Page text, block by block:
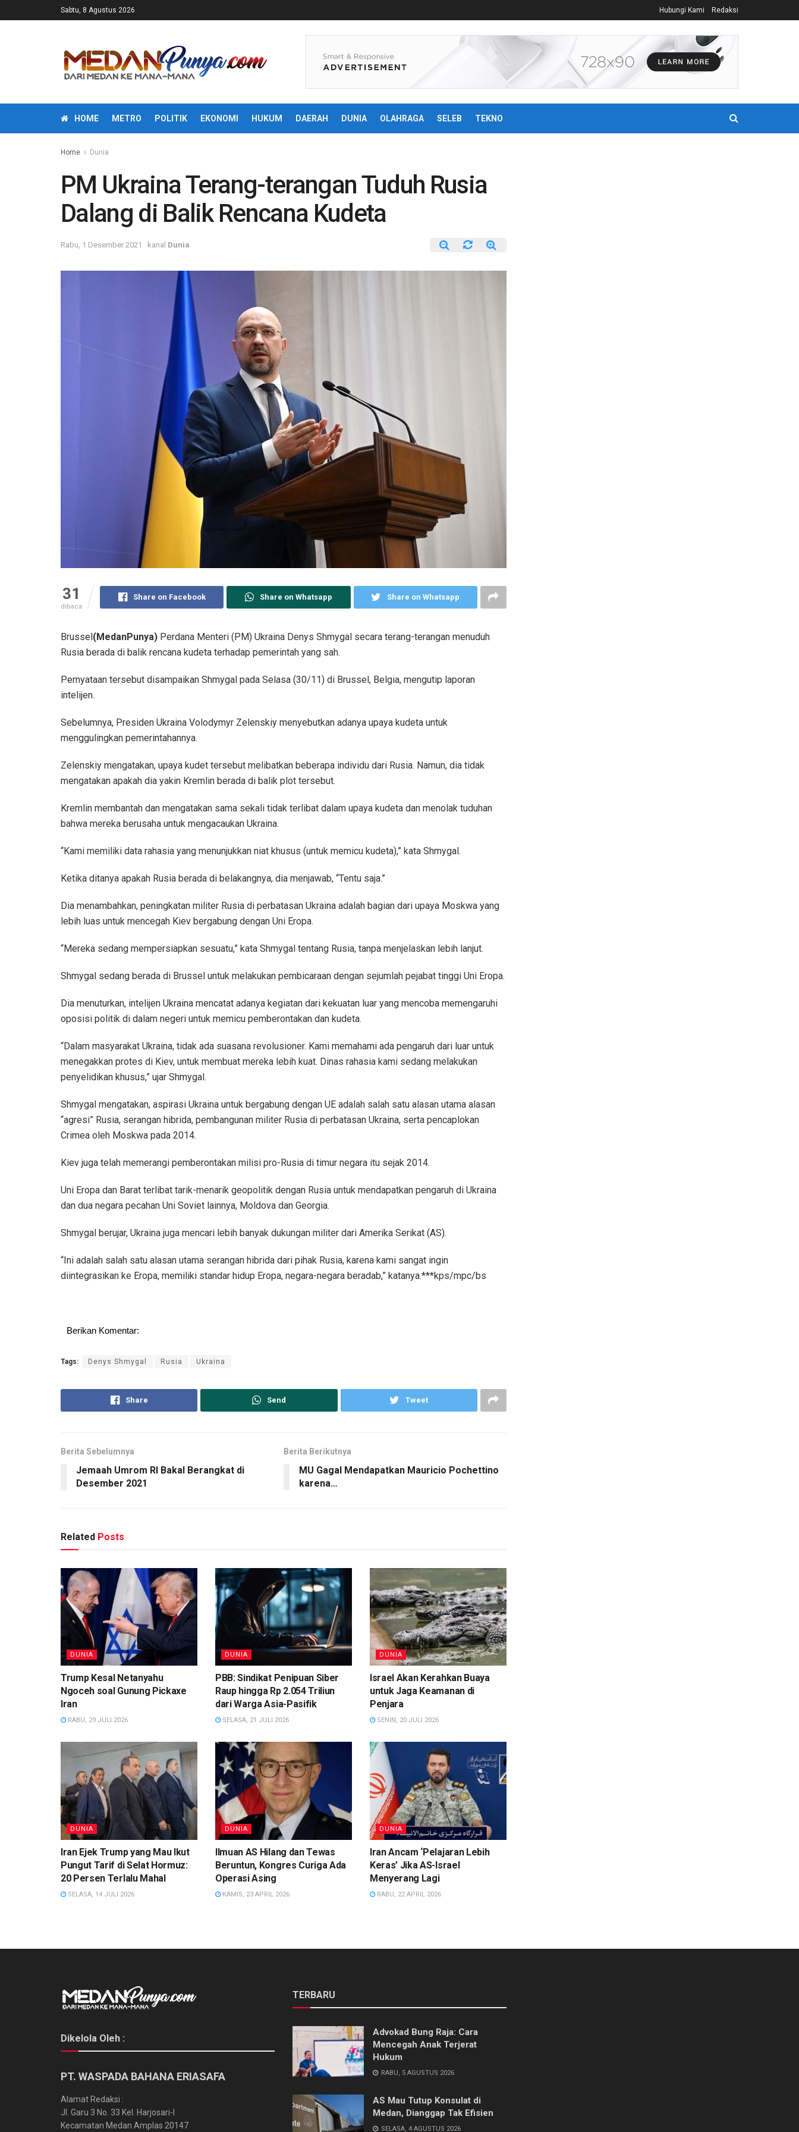
Sabtu, 8 Agustus 2026 Hubungi Kami Redaksi
HOME METRO POLITIK EKONOMI HUKUM DAERAH DUNIA OLAHRAGA SELEB TEKNO
Home Dunia
PM Ukraina Terang-terangan Tuduh Rusia
Dalang di Balik Rencana Kudeta
Rabu, 1 Desember 2021 kanal Dunia
31
dibaca
Share on Facebook Share on Whatsapp Share on Whatsapp
Brussel(MedanPunya) Perdana Menteri (PM) Ukraina Denys Shmygal secara terang-terangan menuduh
Rusia berada di balik rencana kudeta terhadap pemerintah yang sah.
Pernyataan tersebut disampaikan Shmygal pada Selasa (30/11) di Brussel, Belgia, mengutip laporan
intelijen.
Sebelumnya, Presiden Ukraina Volodymyr Zelenskiy menyebutkan adanya upaya kudeta untuk
menggulingkan pemerintahannya.
Zelenskiy mengatakan, upaya kudet tersebut melibatkan beberapa individu dari Rusia. Namun, dia tidak
mengatakan apakah dia yakin Kremlin berada di balik plot tersebut.
Kremlin membantah dan mengatakan sama sekali tidak terlibat dalam upaya kudeta dan menolak tuduhan
bahwa mereka berusaha untuk mengacaukan Ukraina.
“Kami memiliki data rahasia yang menunjukkan niat khusus (untuk memicu kudeta),” kata Shmygal.
Ketika ditanya apakah Rusia berada di belakangnya, dia menjawab, “Tentu saja.”
Dia menambahkan, peningkatan militer Rusia di perbatasan Ukraina adalah bagian dari upaya Moskwa yang
lebih luas untuk mencegah Kiev bergabung dengan Uni Eropa.
“Mereka sedang mempersiapkan sesuatu,” kata Shmygal tentang Rusia, tanpa menjelaskan lebih lanjut.
Shmygal sedang berada di Brussel untuk melakukan pembicaraan dengan sejumlah pejabat tinggi Uni Eropa.
Dia menuturkan, intelijen Ukraina mencatat adanya kegiatan dari kekuatan luar yang mencoba memengaruhi
oposisi politik di dalam negeri untuk memicu pemberontakan dan kudeta.
“Dalam masyarakat Ukraina, tidak ada suasana revolusioner. Kami memahami ada pengaruh dari luar untuk
menegakkan protes di Kiev, untuk membuat mereka lebih kuat. Dinas rahasia kami sedang melakukan
penyelidikan khusus,” ujar Shmygal.
Shmygal mengatakan, aspirasi Ukraina untuk bergabung dengan UE adalah salah satu alasan utama alasan
“agresi” Rusia, serangan hibrida, pembangunan militer Rusia di perbatasan Ukraina, serta pencaplokan
Crimea oleh Moskwa pada 2014.
Kiev juga telah memerangi pemberontakan milisi pro-Rusia di timur negara itu sejak 2014.
Uni Eropa dan Barat terlibat tarik-menarik geopolitik dengan Rusia untuk mendapatkan pengaruh di Ukraina
dan dua negara pecahan Uni Soviet lainnya, Moldova dan Georgia.
Shmygal berujar, Ukraina juga mencari lebih banyak dukungan militer dari Amerika Serikat (AS).
“Ini adalah salah satu alasan utama serangan hibrida dari pihak Rusia, karena kami sangat ingin
diintegrasikan ke Eropa, memiliki standar hidup Eropa, negara-negara beradab,” katanya.***kps/mpc/bs
Berikan Komentar:
Tags: Denys Shmygal Rusia Ukraina
Share Send Tweet
Berita Sebelumnya
Jemaah Umrom RI Bakal Berangkat di
Desember 2021
Berita Berikutnya
MU Gagal Mendapatkan Mauricio Pochettino
karena…
Related Posts
DUNIA
Trump Kesal Netanyahu
Ngoceh soal Gunung Pickaxe
Iran
RABU, 29 JULI 2026
DUNIA
PBB: Sindikat Penipuan Siber
Raup hingga Rp 2.054 Triliun
dari Warga Asia-Pasifik
SELASA, 21 JULI 2026
DUNIA
Israel Akan Kerahkan Buaya
untuk Jaga Keamanan di
Penjara
SENIN, 20 JULI 2026
DUNIA
Iran Ejek Trump yang Mau Ikut
Pungut Tarif di Selat Hormuz:
20 Persen Terlalu Mahal
SELASA, 14 JULI 2026
DUNIA
Ilmuan AS Hilang dan Tewas
Beruntun, Kongres Curiga Ada
Operasi Asing
KAMIS, 23 APRIL 2026
DUNIA
Iran Ancam ‘Pelajaran Lebih
Keras’ Jika AS-Israel
Menyerang Lagi
RABU, 22 APRIL 2026
Dikelola Oleh :
PT. WASPADA BAHANA ERIASAFA
Alamat Redaksi :
Jl. Garu 3 No. 33 Kel. Harjosari-I
Kecamatan Medan Amplas 20147
TERBARU
Advokad Bung Raja: Cara
Mencegah Anak Terjerat
Hukum
RABU, 5 AGUSTUS 2026
AS Mau Tutup Konsulat di
Medan, Dianggap Tak Efisien
SELASA, 4 AGUSTUS 2026